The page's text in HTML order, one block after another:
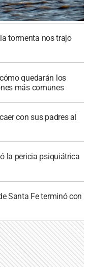
tormenta nos trajo
quedarán los
más comunes
con sus padres al
la pericia psiquiátrica
Santa Fe terminó con